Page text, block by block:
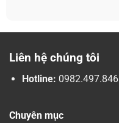
Liên hệ chúng tôi
Hotline: 0982.497.846
Chuyên mục